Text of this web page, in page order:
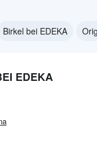
Birkel bei EDEKA
EDEKA